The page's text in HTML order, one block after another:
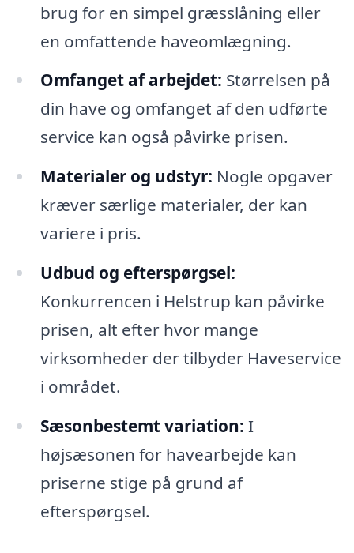
brug for en simpel græsslåning eller
en omfattende haveomlægning.
Omfanget af arbejdet: Størrelsen på
din have og omfanget af den udførte
service kan også påvirke prisen.
Materialer og udstyr: Nogle opgaver
kræver særlige materialer, der kan
variere i pris.
Udbud og efterspørgsel:
Konkurrencen i Helstrup kan påvirke
prisen, alt efter hvor mange
virksomheder der tilbyder Haveservice
i området.
Sæsonbestemt variation: I
højsæsonen for havearbejde kan
priserne stige på grund af
efterspørgsel.